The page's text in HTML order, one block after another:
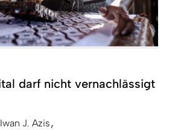
darf nicht vernachlässigt
Iwan J. Azis